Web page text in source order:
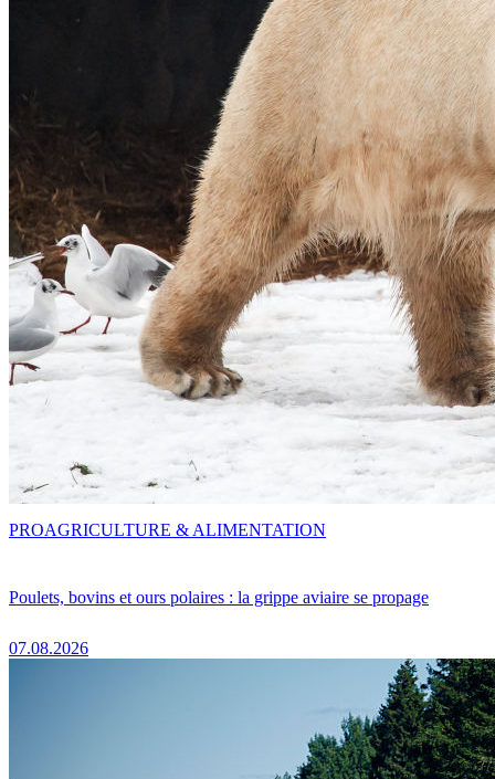
Poulets, bovins et ours polaires : la grippe aviaire se propage
07.08.2026
PROAGRICULTURE & ALIMENTATION